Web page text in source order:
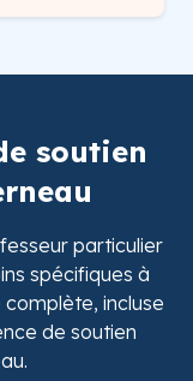
soutien
particulier
spécifiques à
incluse
de soutien